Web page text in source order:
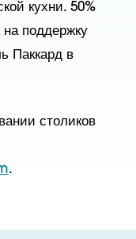
кухни. 50%
поддержку
Паккард в
столиков
.